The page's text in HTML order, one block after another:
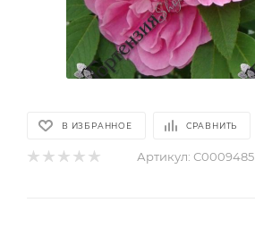
В ИЗБРАННОЕ СРАВНИТЬ
Артикул: С0009485